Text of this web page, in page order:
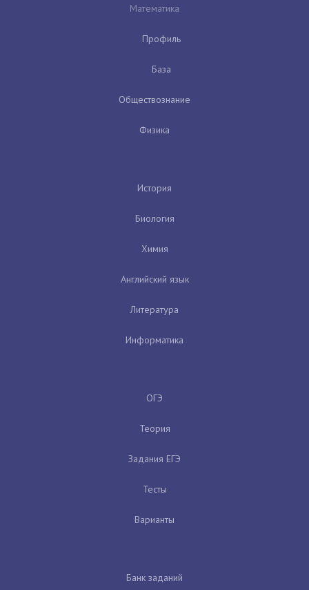
Математика
Профиль
База
Обществознание
Физика
История
Биология
Химия
Английский язык
Литература
Информатика
ОГЭ
Теория
Задания ЕГЭ
Тесты
Варианты
Банк заданий